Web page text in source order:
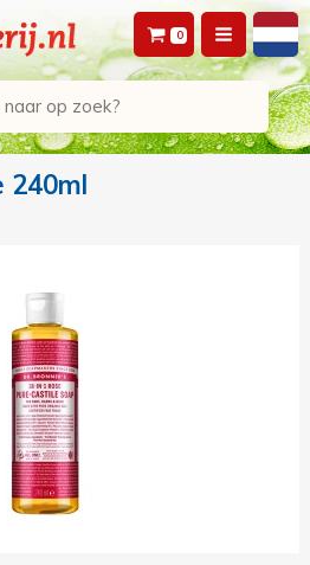
0
240ml